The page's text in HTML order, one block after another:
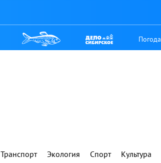
Погода
Транспорт Экология Спорт Культура